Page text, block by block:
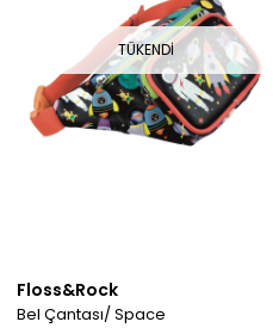
TÜKENDI
Floss&Rock
Bel Çantası/ Space